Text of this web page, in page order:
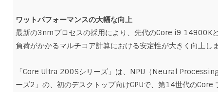
ワットパフォーマンスの大幅な向上
最新の3nmプロセスの採用により、先代のCore i9 14900K
負荷がかかるマルチコア計算における安定性が大きく向上し
「Core Ultra 200Sシリーズ」は、NPU（Neural
ーズ2」の、初のデスクトップ向けCPUで、第14世代の